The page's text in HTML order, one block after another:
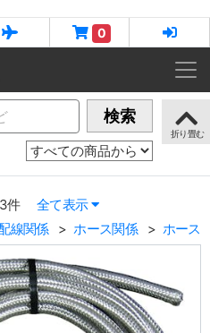
0
検索
件
全て表示
線関係 ホース関係 ホース